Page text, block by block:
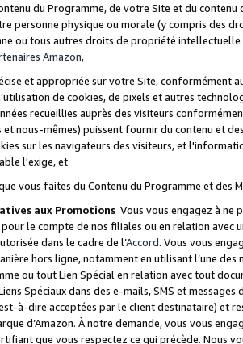
du Programme, de votre Site et du
personne physique ou morale (y compris des
ou tous autres droits de propriété
Amazon,
et appropriée sur votre Site, conformément
de cookies, de pixels et autres
recueillies auprès des visiteurs
et nous-mêmes) puissent fournir du contenu et
sur les navigateurs des visiteurs, et
l'exige, et
vous faites du Contenu du Programme et des
aux Promotions Vous vous engagez à ne
le compte de nos filiales ou en relation avec
dans le cadre de l’Accord. Vous vous
hors ligne, notamment en utilisant l’une
ou tout Lien Spécial en relation avec tout
Spéciaux dans des e-mails, SMS et
à-dire acceptées par le client destinataire) et
d’Amazon. À notre demande, vous vous
que vous respectez ce qui précède. Nous